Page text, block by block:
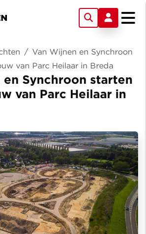
/ Van Wijnen en Synchroon
van Parc Heilaar in Breda
en Synchroon starten
van Parc Heilaar in